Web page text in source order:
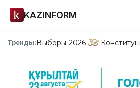
KAZINFORM
Тренды:Выборы-2026